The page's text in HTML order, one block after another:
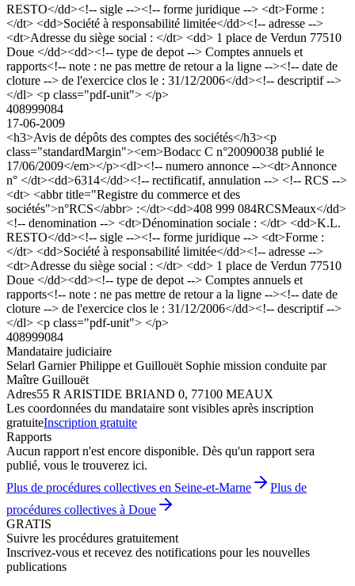
RESTO</dd><!-- sigle --><!-- forme juridique --> <dt>Forme :
</dt> <dd>Société à responsabilité limitée</dd><!-- adresse -->
<dt>Adresse du siège social : </dt> <dd> 1 place de Verdun 77510
Doue </dd><dd><!-- type de depot --> Comptes annuels et
rapports<!-- note : ne pas mettre de retour a la ligne --><!-- date de
cloture --> de l'exercice clos le : 31/12/2006</dd><!-- descriptif -->
</dl> <p class="pdf-unit"> </p>
408999084
17-06-2009
<h3>Avis de dépôts des comptes des sociétés</h3><p
class="standardMargin"><em>Bodacc C n°20090038 publié le
17/06/2009</em></p><dl><!-- numero annonce --><dt>Annonce
n° </dt><dd>6314</dd><!-- rectificatif, annulation --> <!-- RCS -->
<dt> <abbr title="Registre du commerce et des
sociétés">n°RCS</abbr> :</dt><dd>408 999 084RCSMeaux</dd>
<!-- denomination --> <dt>Dénomination sociale : </dt> <dd>K.L.
RESTO</dd><!-- sigle --><!-- forme juridique --> <dt>Forme :
</dt> <dd>Société à responsabilité limitée</dd><!-- adresse -->
<dt>Adresse du siège social : </dt> <dd> 1 place de Verdun 77510
Doue </dd><dd><!-- type de depot --> Comptes annuels et
rapports<!-- note : ne pas mettre de retour a la ligne --><!-- date de
cloture --> de l'exercice clos le : 31/12/2006</dd><!-- descriptif -->
</dl> <p class="pdf-unit"> </p>
408999084
Mandataire judiciaire
Selarl Garnier Philippe et Guillouët Sophie mission conduite par
Maître Guillouët
Adres55 R ARISTIDE BRIAND 0, 77100 MEAUX
Les coordonnées du mandataire sont visibles après inscription
gratuiteInscription gratuite
Rapports
Aucun rapport n'est encore disponible. Dès qu'un rapport sera
publié, vous le trouverez ici.
Plus de procédures collectives en Seine-et-Marne
Plus de
procédures collectives à Doue
GRATIS
Suivre les procédures gratuitement
Inscrivez-vous et recevez des notifications pour les nouvelles
publications